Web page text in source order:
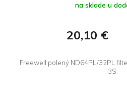
na sklade u
20,10 €
Freewell polený ND64PL/32PL
3S.